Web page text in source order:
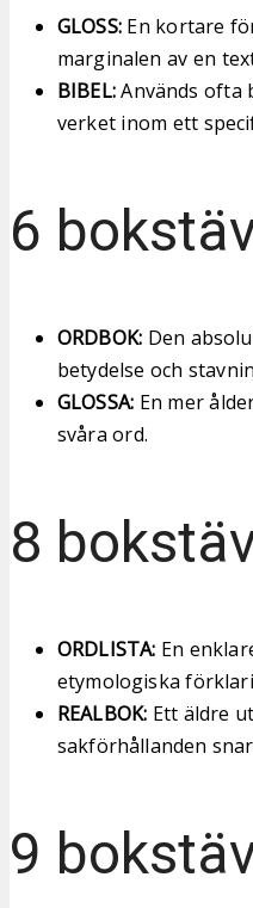
GLOSS:En kortare
marginalen av en
BIBEL:Används ofta
verket inom ett
6
ORDBOK: Den
betydelse och
GLOSSA: En mer
svåra ord.
8
ORDLISTA: En
etymologiska
REALBOK: Ett äldre
sakförhållanden
9